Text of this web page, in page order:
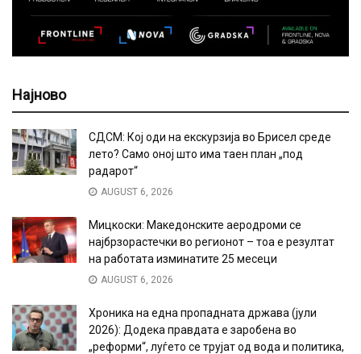
Најново
СДСМ: Кој оди на екскурзија во Брисел среде
лето? Само оној што има таен план „под
радарот“
AUGUST 6, 2026
Мицкоски: Македонските аеродроми се
најбрзорастечки во регионот – тоа е резултат
на работата изминатите 25 месеци
AUGUST 6, 2026
Хроника на една пропадната држава (јули
2026): Додека правдата е заробена во
„реформи“, луѓето се трујат од вода и политика,